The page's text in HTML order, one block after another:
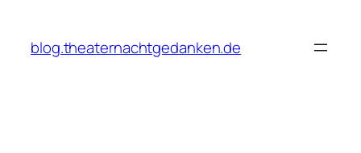
springen
blog.theaternachtgedanken.de